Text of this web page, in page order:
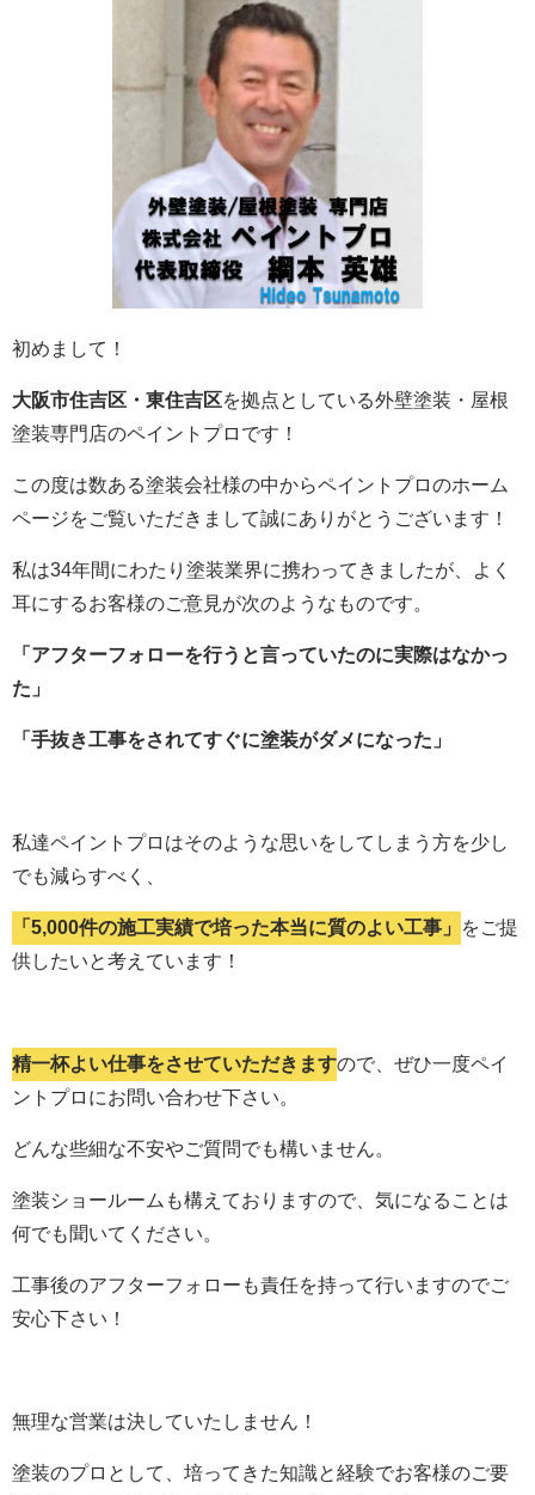
初めまして！
大阪市住吉区・東住吉区を拠点としている外壁塗装・屋根
塗装専門店のペイントプロです！
この度は数ある塗装会社様の中からペイントプロのホーム
ページをご覧いただきまして誠にありがとうございます！
私は34年間にわたり塗装業界に携わってきましたが、よく
耳にするお客様のご意見が次のようなものです。
「アフターフォローを行うと言っていたのに実際はなかっ
た」
「手抜き工事をされてすぐに塗装がダメになった」
私達ペイントプロはそのような思いをしてしまう方を少し
でも減らすべく、
「5,000件の施工実績で培った本当に質のよい工事」
をご提
供したいと考えています！
精一杯よい仕事をさせていただきますので、ぜひ一度ペイ
ントプロにお問い合わせ下さい。
どんな些細な不安やご質問でも構いません。
塗装ショールームも構えておりますので、気になることは
何でも聞いてください。
工事後のアフターフォローも責任を持って行いますのでご
安心下さい！
無理な営業は決していたしません！
塗装のプロとして、培ってきた知識と経験でお客様のご要